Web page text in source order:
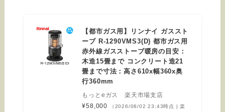
【都市ガス用】リンナイ ガススト
ーブ R-1290VMS3(D) 都市ガス用
赤外線ガスストーブ暖房の目安：
木造15畳まで コンクリート造21
畳まで寸法：高さ610x幅360x奥
行360mm
もっとeガス 楽天市場支店
¥58,000
（2026/08/02 23:43時点 | 楽